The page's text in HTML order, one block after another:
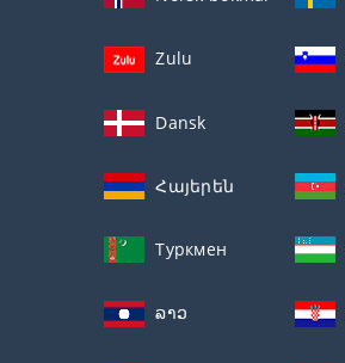
Zulu
Dansk
Հայերեն
Туркмен
ລາວ